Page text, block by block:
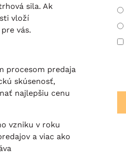
sila. Ak
vloží
vás.
procesom predaja
skúsenosť,
najlepšiu cenu
vzniku v roku
a viac ako